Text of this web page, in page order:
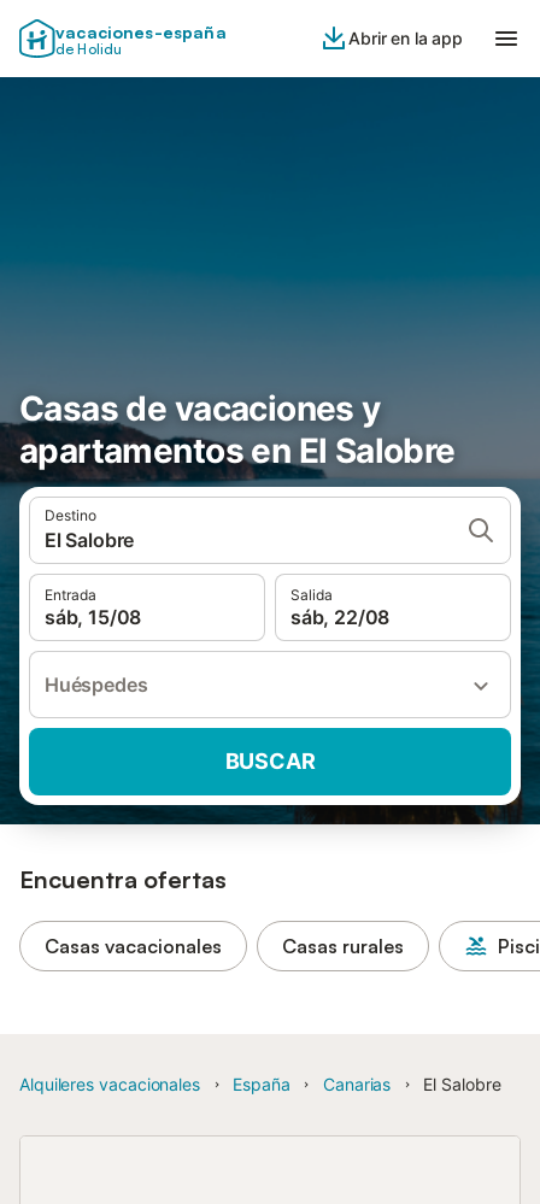
vacaciones-españa
de Holidu
Abrir en la app
Casas de vacaciones y
apartamentos en El Salobre
Destino
El Salobre
Entrada
sáb, 15/08
Salida
sáb, 22/08
Huéspedes
BUSCAR
Encuentra ofertas
Casas vacacionales Casas rurales
Alquileres vacacionales España Canarias El Salobre